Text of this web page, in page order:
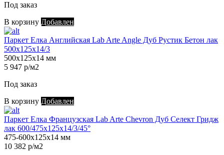
Под заказ
В корзину Добавлен
Паркет Елка Английская Lab Arte Angle Дуб Рустик Бетон лак
500х125х14/3
500х125х14 мм
5 947 р/м2
Под заказ
В корзину Добавлен
Паркет Елка Французская Lab Arte Chevron Дуб Селект Гридж
лак 600/475х125х14/3/45°
475-600х125х14 мм
10 382 р/м2